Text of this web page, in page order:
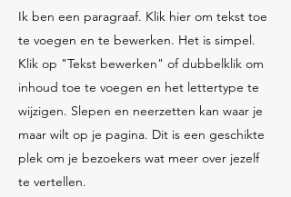
Ik ben een paragraaf. Klik hier om tekst toe
te voegen en te bewerken. Het is simpel.
Klik op "Tekst bewerken" of dubbelklik om
inhoud toe te voegen en het lettertype te
wijzigen. Slepen en neerzetten kan waar je
maar wilt op je pagina. Dit is een geschikte
plek om je bezoekers wat meer over jezelf
te vertellen.